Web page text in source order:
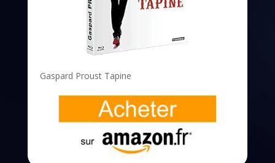
Gaspard Proust Tapine